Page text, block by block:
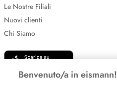
Le Nostre Filiali
Nuovi clienti
Chi Siamo
Benvenuto/a in eismann!